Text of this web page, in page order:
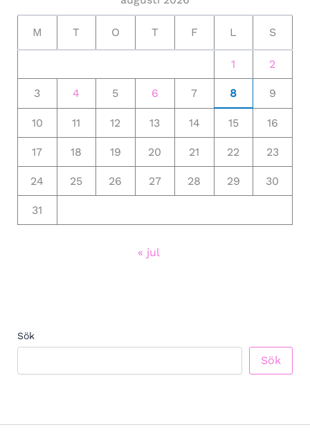
M T O T F L S
1 2
3 4 5 6 7 8 9
10 11 12 13 14 15 16
17 18 19 20 21 22 23
24 25 26 27 28 29 30
31
« jul
Sök
Sök